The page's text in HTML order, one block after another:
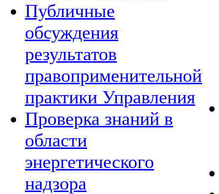
Публичные
обсуждения
результатов
правоприменительной
практики Управления
Проверка знаний в
области
энергетического
надзора